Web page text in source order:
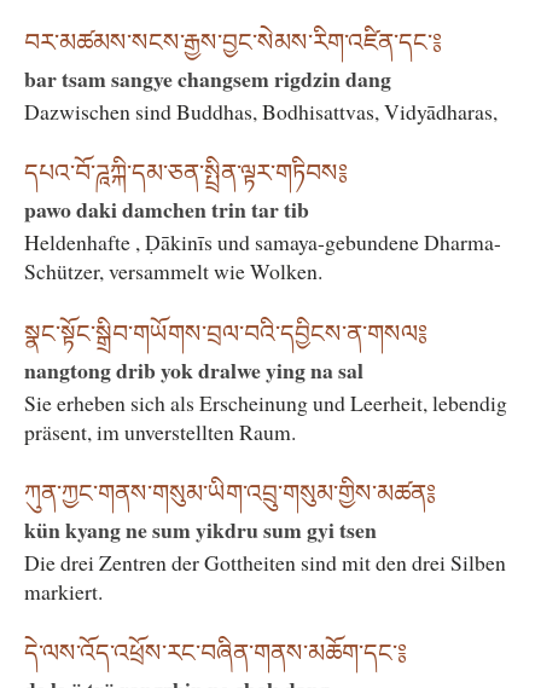
བར་མཚམས་སངས་རྒྱས་བྱང་སེམས་རིག་འཛིན་དང་༔
bar tsam sangye changsem rigdzin dang
Dazwischen sind Buddhas, Bodhisattvas, Vidyādharas,
དཔའ་བོ་ཌཱཀྐི་དམ་ཅན་སྤྲིན་ལྟར་གཏིབས༔
pawo daki damchen trin tar tib
Heldenhafte , Ḍākinīs und samaya-gebundene Dharma-
Schützer, versammelt wie Wolken.
སྣང་སྟོང་སྒྲིབ་གཡོགས་བྲལ་བའི་དབྱིངས་ན་གསལ༔
nangtong drib yok dralwe ying na sal
Sie erheben sich als Erscheinung und Leerheit, lebendig
präsent, im unverstellten Raum.
ཀུན་ཀྱང་གནས་གསུམ་ཡིག་འབྲུ་གསུམ་གྱིས་མཚན༔
kün kyang ne sum yikdru sum gyi tsen
Die drei Zentren der Gottheiten sind mit den drei Silben
markiert.
དེ་ལས་འོད་འཕྲོས་རང་བཞིན་གནས་མཆོག་དང་༔